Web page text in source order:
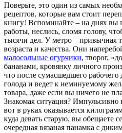
Поверьте, это один из самых
рецептов, которые вам стоит
книгу! Вспоминайте – на днях вы
работы, неслись, сломя голову,
тысячи дел. У метро – привычная
возраста и качества. Они
малосольные огурчики, творог,
бананами, кровянку личного
что после сумасшедшего
голода и ведет к неминуемому
товара, даже если вы ничего не
Знакомая ситуация? Импульсивно
вот в руках оказывается
куда девать старую, вы обещаете
очередная вязаная панамка с